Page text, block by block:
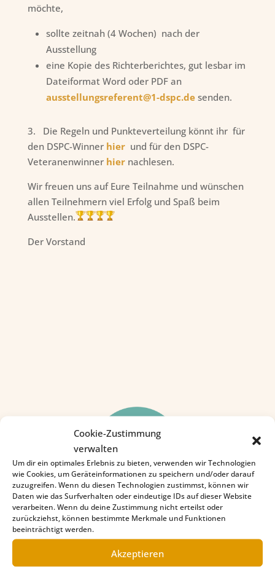
Cookie-Zustimmung
verwalten
Um dir ein optimales Erlebnis zu bieten, verwenden wir Technologien
wie Cookies, um Geräteinformationen zu speichern und/oder darauf
zuzugreifen. Wenn du diesen Technologien zustimmst, können wir
Daten wie das Surfverhalten oder eindeutige IDs auf dieser Website
verarbeiten. Wenn du deine Zustimmung nicht erteilst oder
zurückziehst, können bestimmte Merkmale und Funktionen
beeinträchtigt werden.
Akzeptieren
möchte,
sollte zeitnah (4 Wochen) nach der
Ausstellung
eine Kopie des Richterberichtes, gut lesbar im
Dateiformat Word oder PDF an
ausstellungsreferent@1-dspc.desenden.
3. Die Regeln und Punkteverteilung könnt ihr für
den DSPC-Winner hier und für den DSPC-
Veteranenwinner hiernachlesen.
Wir freuen uns auf Eure Teilnahme und wünschen
allen Teilnehmern viel Erfolg und Spaß beim
Ausstellen.
Der Vorstand
Spenden